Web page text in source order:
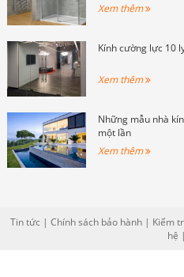
Xem thêm
Kính cường lực 10
Xem thêm
Những mẫu nhà
một lần
Xem thêm
Tin tức | Chính sách bảo hành| Kiểm
hệ |